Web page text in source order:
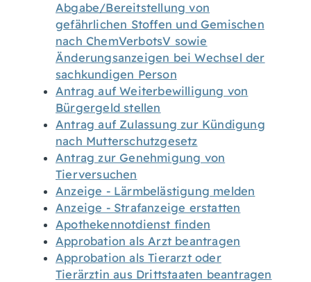
Abgabe/Bereitstellung von
gefährlichen Stoffen und Gemischen
nach ChemVerbotsV sowie
Änderungsanzeigen bei Wechsel der
sachkundigen Person
Antrag auf Weiterbewilligung von
Bürgergeld stellen
Antrag auf Zulassung zur Kündigung
nach Mutterschutzgesetz
Antrag zur Genehmigung von
Tierversuchen
Anzeige - Lärmbelästigung melden
Anzeige - Strafanzeige erstatten
Apothekennotdienst finden
Approbation als Arzt beantragen
Approbation als Tierarzt oder
Tierärztin aus Drittstaaten beantragen